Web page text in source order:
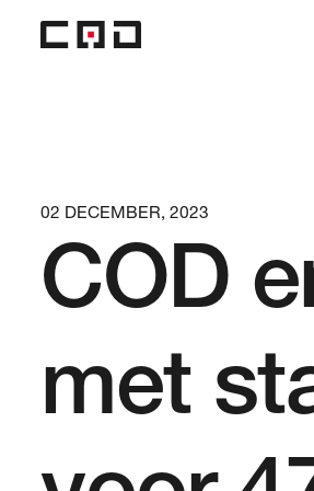
Home
02 DECEMBER, 2023
COD
met